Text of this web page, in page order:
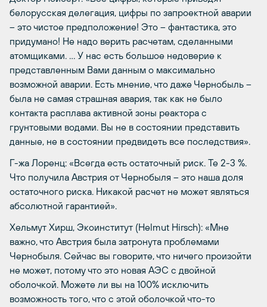
белорусская делегация, цифры по запроектной аварии
– это чистое предположение! Это – фантастика, это
придумано! Не надо верить расчетам, сделанными
атомщиками. … У нас есть большое недоверие к
представленным Вами данным о максимально
возможной аварии. Есть мнение, что даже Чернобыль –
была не самая страшная авария, так как не было
контакта расплава активной зоны реактора с
грунтовыми водами. Вы не в состоянии представить
данные, не в состоянии предвидеть все последствия».
Г-жа Лоренц: «Всегда есть остаточный риск. Те 2-3 %.
Что получила Австрия от Чернобыля – это наша доля
остаточного риска. Никакой расчет не может являться
абсолютной гарантией».
Хельмут Хирш, Экоинститут (Helmut Hirsch): «Мне
важно, что Австрия была затронута проблемами
Чернобыля. Сейчас вы говорите, что ничего произойти
не может, потому что это новая АЭС с двойной
оболочкой. Можете ли вы на 100% исключить
возможность того, что с этой оболочкой что-то